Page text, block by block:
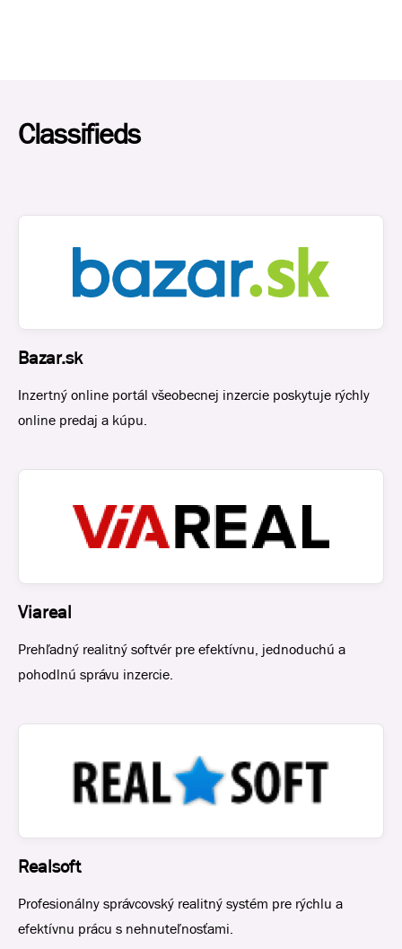
Classifieds
Bazar.sk
Inzertný online portál všeobecnej inzercie poskytuje rýchly
online predaj a kúpu.
Viareal
Prehľadný realitný softvér pre efektívnu, jednoduchú a
pohodlnú správu inzercie.
Realsoft
Profesionálny správcovský realitný systém pre rýchlu a
efektívnu prácu s nehnuteľnosťami.